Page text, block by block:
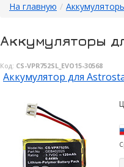
На главную /
Аккумуляторы
Код: CS-VPR752SL_EVO15-30568
Аккумулятор для